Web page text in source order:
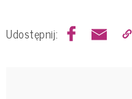
Udostępnij: